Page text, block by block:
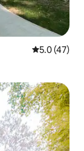
Calificación
5.0 (47)